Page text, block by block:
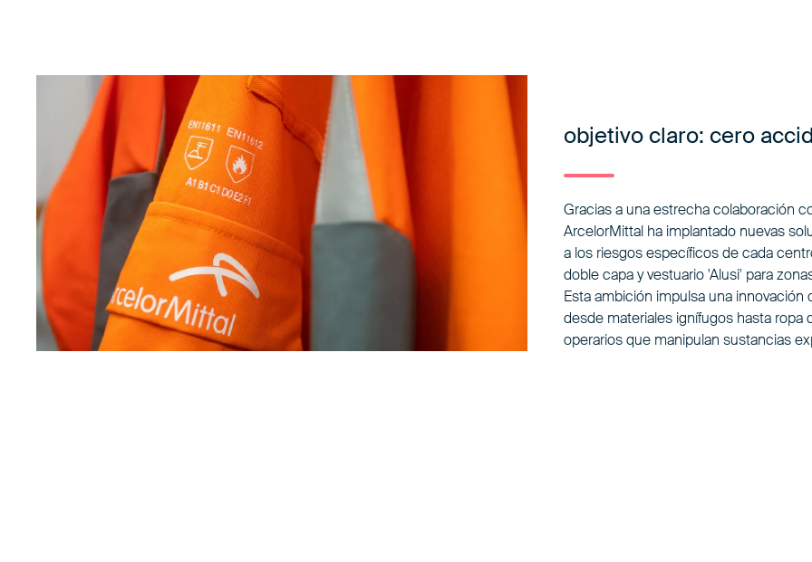
objetivo claro: cero
Gracias a una estrecha colaboración
ArcelorMittal ha implantado nuevas
a los riesgos específicos de cada
doble capa y vestuario 'Alusi' para
Esta ambición impulsa una
desde materiales ignífugos hasta ropa
operarios que manipulan sustancias